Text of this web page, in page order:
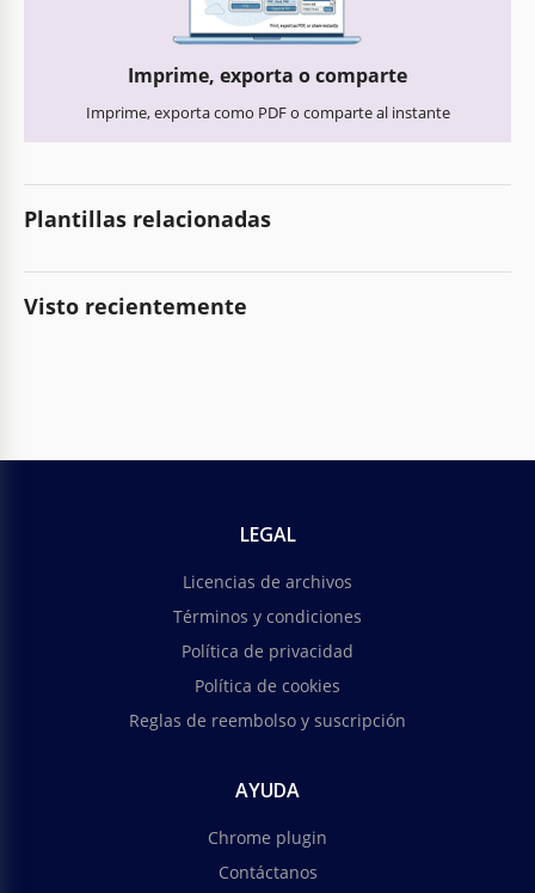
Imprime, exporta o comparte
Imprime, exporta como PDF o comparte al instante
Plantillas relacionadas
Visto recientemente
LEGAL
Licencias de archivos
Términos y condiciones
Política de privacidad
Política de cookies
Reglas de reembolso y suscripción
AYUDA
Chrome plugin
Contáctanos